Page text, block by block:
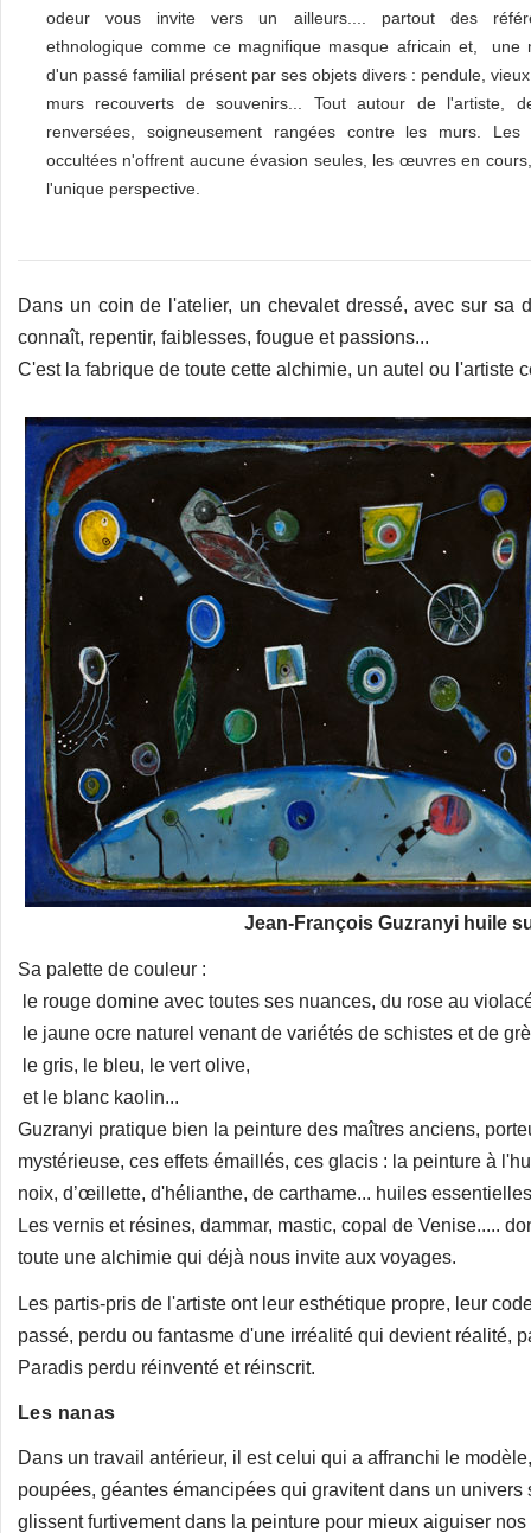
odeur vous invite vers un ailleurs.... partout des
ethnologique comme ce magnifique masque africain et, une
d'un passé familial présent par ses objets divers : pendule,
murs recouverts de souvenirs... Tout autour de l'artiste,
renversées, soigneusement rangées contre les murs. Les
occultées n'offrent aucune évasion seules, les œuvres en
l'unique perspective.
Dans un coin de l'atelier, un chevalet dressé, avec sur sa
connaît, repentir, faiblesses, fougue et passions...
C'est la fabrique de toute cette alchimie, un autel ou l'artiste
Jean-François Guzranyi huile
Sa palette de couleur :
le rouge domine avec toutes ses nuances, du rose au
le jaune ocre naturel venant de variétés de schistes et de
le gris, le bleu, le vert olive,
et le blanc kaolin...
Guzranyi pratique bien la peinture des maîtres anciens,
mystérieuse, ces effets émaillés, ces glacis : la peinture à
noix, d’œillette, d'hélianthe, de carthame... huiles
Les vernis et résines, dammar, mastic, copal de Venise.....
toute une alchimie qui déjà nous invite aux voyages.
Les partis-pris de l'artiste ont leur esthétique propre, leur
passé, perdu ou fantasme d'une irréalité qui devient réalité,
Paradis perdu réinventé et réinscrit.
Les nanas
Dans un travail antérieur, il est celui qui a affranchi le
poupées, géantes émancipées qui gravitent dans un
glissent furtivement dans la peinture pour mieux aiguiser